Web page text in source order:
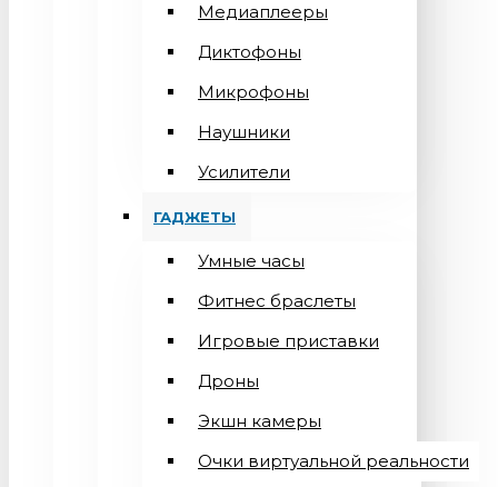
Медиаплееры
Диктофоны
Микрофоны
Наушники
Усилители
ГАДЖЕТЫ
Умные часы
Фитнес браслеты
Игровые приставки
Дроны
Экшн камеры
Очки виртуальной реальности